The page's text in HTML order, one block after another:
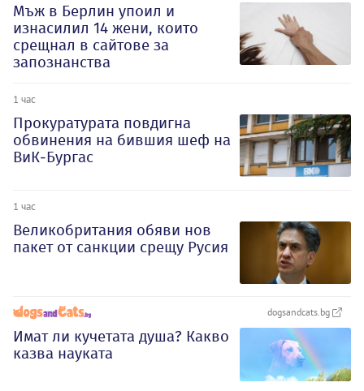
Мъж в Берлин упоил и
изнасилил 14 жени, които
срещнал в сайтове за
запознанства
1 час
Прокуратурата повдигна
обвинения на бившия шеф на
ВиК-Бургас
1 час
Великобритания обяви нов
пакет от санкции срещу Русия
dogsandcats.bg
Имат ли кучетата душа? Какво
казва науката